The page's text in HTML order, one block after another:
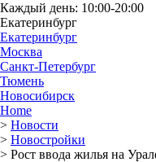
Каждый день: 10:00-20:00
Екатеринбург
Екатеринбург
Москва
Санкт-Петербург
Тюмень
Новосибирск
Home
> Новости
> Новостройки
> Рост ввода жилья на